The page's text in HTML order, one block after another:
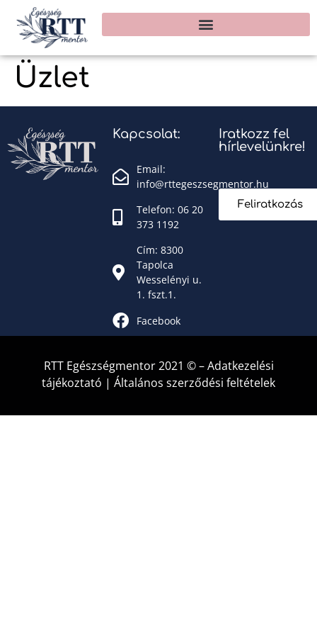
Üzlet
Kapcsolat:
Email:
info@rttegeszsegmentor.hu
Telefon: 06 20
373 1192
Cím: 8300
Tapolca
Wesselényi u.
1. fszt.1.
Facebook
Iratkozz fel
hírlevelünkre!
Feliratkozás
RTT Egészségmentor 2021 © –Adatkezelési
tájékoztató | Általános szerződési feltételek